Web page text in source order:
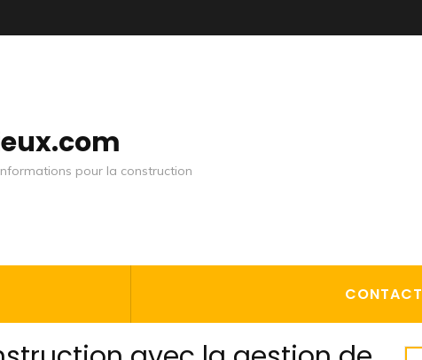
pour la construction
CONTACT